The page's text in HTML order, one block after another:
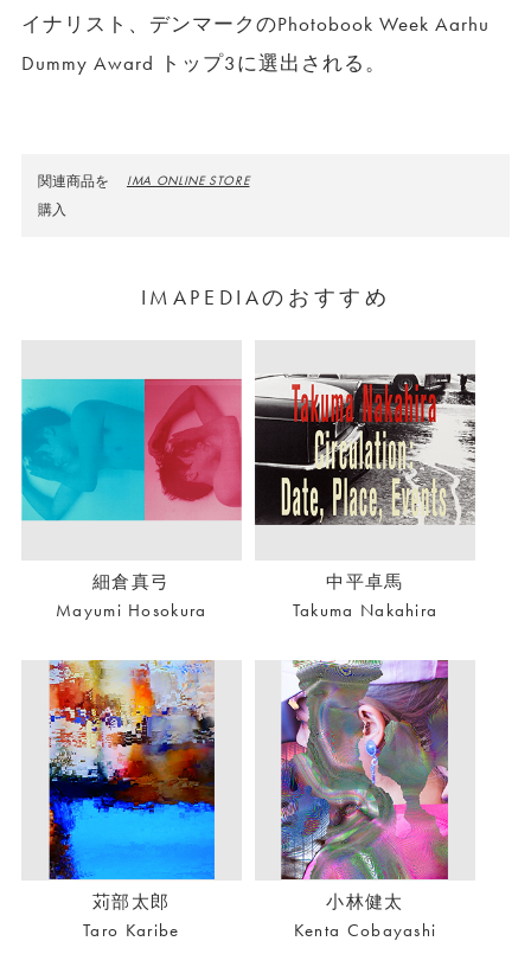
イナリスト、デンマークのPhotobook Week Aarhu
Dummy Award トップ3に選出される。
関連商品を
購入
IMA ONLINE STORE
IMAPEDIAのおすすめ
細倉真弓
Mayumi Hosokura
中平卓馬
Takuma Nakahira
苅部太郎
Taro Karibe
小林健太
Kenta Cobayashi